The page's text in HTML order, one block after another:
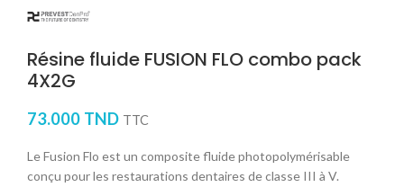
Résine fluide FUSION FLO combo pack
4X2G
73.000 TND TTC
Le Fusion Flo est un composite fluide photopolymérisable
conçu pour les restaurations dentaires de classe III à V.